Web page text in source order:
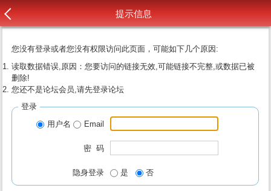
提示信息
您没有登录或者您没有权限访问此页面，可能如下几个原因:
读取数据错误,原因：您要访问的链接无效,可能链接不完整,或数据已被
删除!
您还不是论坛会员,请先登录论坛
登录
用户名
Email
密 码
隐身登录 是 否